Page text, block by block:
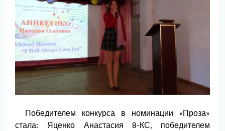
Победителем конкурса в номинации «Проза»
стала: Яценко Анастасия 8-КС, победителем